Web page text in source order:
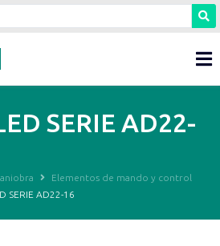
SERIE AD22-
Elementos de mando y control
SERIE AD22-16